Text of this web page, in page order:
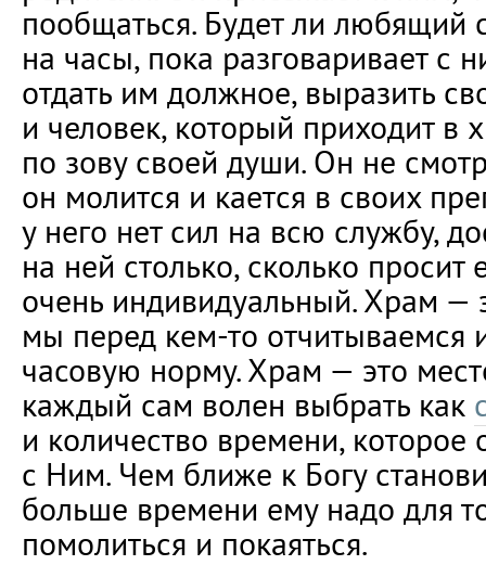
пообщаться. Будет ли любящий
на часы, пока разговаривает с
отдать им должное, выразить
и человек, который приходит в
по зову своей души. Он не
он молится и кается в своих
у него нет сил на всю службу,
на ней столько, сколько просит
очень индивидуальный. Храм —
мы перед кем-то отчитываемся
часовую норму. Храм — это
каждый сам волен выбрать как
и количество времени, которое
с Ним. Чем ближе к Богу
больше времени ему надо для
помолиться и покаяться.